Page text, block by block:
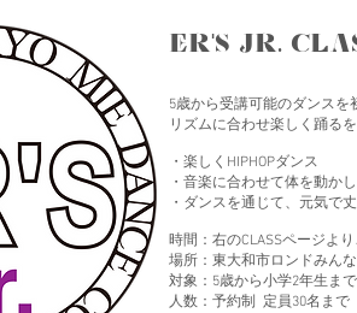
ER'S Jr.
5歳から受講可能のダンスを
リズムに合わせ楽しく踊る
・楽しくHIPHOPダンス
・音楽に合わせて体を動か
・ダンスを通じて、元気で
時間：右のCLASSページよ
場所：東大和市ロンドみん
対象：5歳から小学2年生ま
人数：予約制 定員30名まで